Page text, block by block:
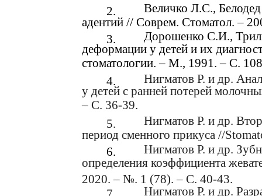
2.
Величко Л.С.,
адентий // Соврем. Стоматол. –
3.
Дорошенко С.И.,
деформации у детей и их
стоматологии. – М., 1991. – С.
4.
Нигматов Р. и др.
у детей с ранней потерей
– С. 36-39.
5.
Нигматов Р. и др.
период сменного прикуса //
6.
Нигматов Р. и др.
определения коэффициента
2020. – №. 1 (78). – С. 40-43.
Нигматов Р. и др.